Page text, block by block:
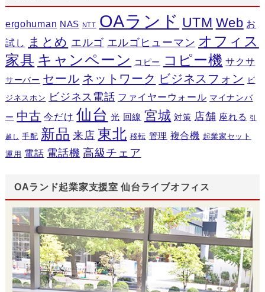
ergohuman NAS NTT OAランド UTM Web お
試し
まとめ エルゴ エルゴヒューマン オフィス
家具 キャンペーン コピー コピー機 サクサ
サーバー セール ネットワーク ビジネスフォン ビ
ジネスホン ビジネス電話 ファイヤーウォール マイナンバ
ー 中古 今だけ 仙台 光 回線 宮城 対策 店舗 座れる 引
越し 手配 新品 来店 東北 移転 管理 複合機 起業家セット
運用 電話 電話機 高級チェア
OAランド起業家支援室 仙台ライブオフィス